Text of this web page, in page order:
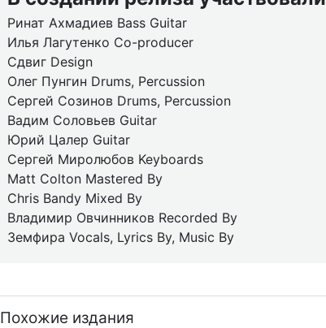
Ринат Ахмадиев Bass Guitar
Илья Лагутенко Co-producer
Сдвиг Design
Олег Пунгин Drums, Percussion
Сергей Созинов Drums, Percussion
Вадим Соловьев Guitar
Юрий Цалер Guitar
Сергей Миролюбов Keyboards
Matt Colton Mastered By
Chris Bandy Mixed By
Владимир Овчинников Recorded By
Земфира Vocals, Lyrics By, Music By
Похожие издания